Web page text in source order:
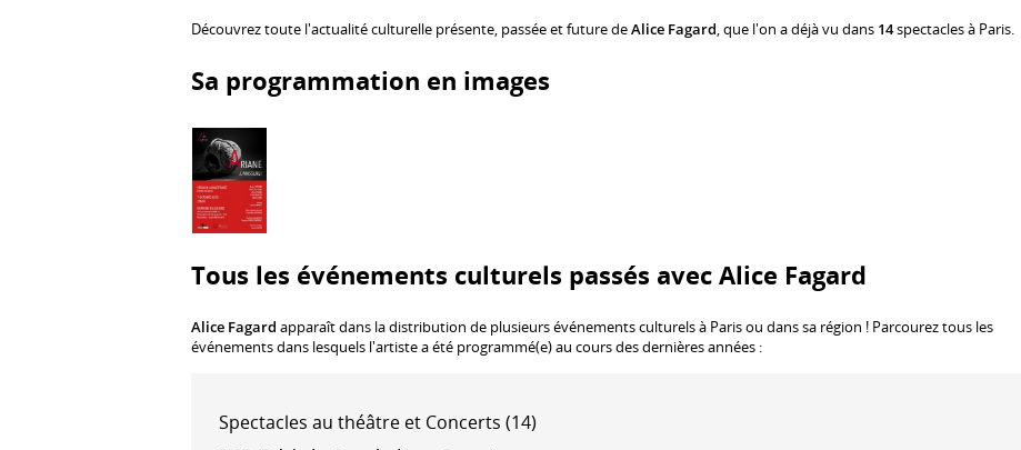
Découvrez toute l'actualité culturelle présente, passée et future deAlice Fagard, que l'on a déjà vu dans 14spectacles à Paris.
Sa programmation en images
Tous les événements culturels passés avec Alice Fagard
Alice Fagard apparaît dans la distribution de plusieurs événements culturels à Paris ou dans sa région ! Parcourez tous les
événements dans lesquels l'artiste a été programmé(e) au cours des dernières années :
Spectacles au théâtre et Concerts (14)